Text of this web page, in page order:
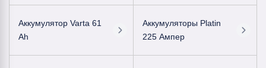
Аккумулятор Varta 61
Ah
Аккумуляторы Platin
225 Ампер